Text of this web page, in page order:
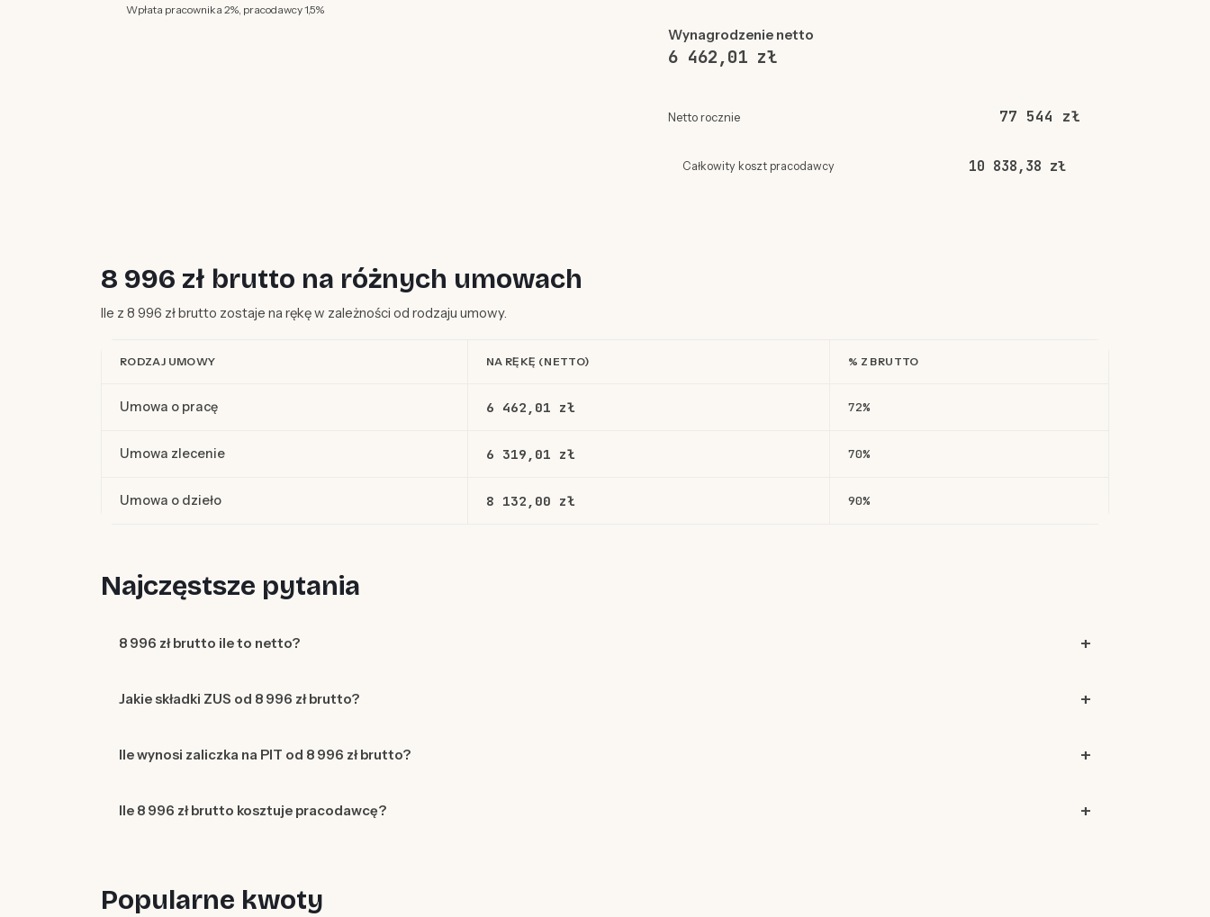
Wpłata pracownika 2%, pracodawcy 1,5%
Wynagrodzenie netto
6 462,01 zł
Netto rocznie 77 544 zł
Całkowity koszt pracodawcy 10 838,38 zł
8 996 zł brutto na różnych umowach
Ile z 8 996 zł brutto zostaje na rękę w zależności od rodzaju umowy.
RODZAJ UMOWY NA RĘKĘ (NETTO) % Z BRUTTO
Umowa o pracę 6 462,01 zł 72%
Umowa zlecenie 6 319,01 zł 70%
Umowa o dzieło 8 132,00 zł 90%
Najczęstsze pytania
8 996 zł brutto ile to netto?
Jakie składki ZUS od 8 996 zł brutto?
Ile wynosi zaliczka na PIT od 8 996 zł brutto?
Ile 8 996 zł brutto kosztuje pracodawcę?
Popularne kwoty